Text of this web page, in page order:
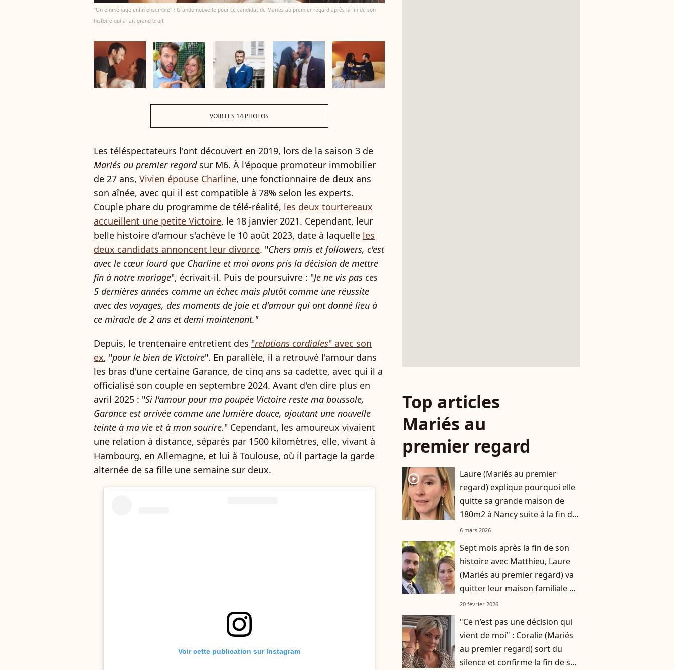
"On emménage enfin ensemble" : Grande nouvelle pour ce candidat de Mariés au premier regard après la fin de son
histoire qui a fait grand bruit
VOIR LES 14 PHOTOS
Les téléspectateurs l'ont découvert en 2019, lors de la saison 3 de
Mariés au premier regardsur M6. À l'époque promoteur immobilier
de 27 ans, Vivien épouse Charline, une fonctionnaire de deux ans
son aînée, avec qui il est compatible à 78% selon les experts.
Couple phare du programme de télé-réalité, les deux tourtereaux
accueillent une petite Victoire, le 18 janvier 2021. Cependant, leur
belle histoire d'amour s'achève le 10 août 2023, date à laquelle les
deux candidats annoncent leur divorce. "Chers amis et followers, c'est
avec le cœur lourd que Charline et moi avons pris la décision de mettre
fin à notre mariage", écrivait-il. Puis de poursuivre : "Je ne vis pas ces
5 dernières années comme un échec mais plutôt comme une réussite
avec des voyages, des moments de joie et d'amour qui ont donné lieu à
ce miracle de 2 ans et demi maintenant."
Depuis, le trentenaire entretient des "relations cordiales" avec son
ex, "pour le bien de Victoire". En parallèle, il a retrouvé l'amour dans
les bras d'une certaine Garance, de cinq ans sa cadette, avec qui il a
officialisé son couple en septembre 2024. Avant d'en dire plus en
avril 2025 : "Si l'amour pour ma poupée Victoire reste ma boussole,
Garance est arrivée comme une lumière douce, ajoutant une nouvelle
teinte à ma vie et à mon sourire." Cependant, les amoureux vivaient
une relation à distance, séparés par 1500 kilomètres, elle, vivant à
Hambourg, en Allemagne, et lui à Toulouse, où il partage la garde
alternée de sa fille une semaine sur deux.
Voir cette publication sur Instagram
Top articles
Mariés au
premier regard
player2
Laure (Mariés au premier
regard) explique pourquoi elle
quitte sa grande maison de
180m2 à Nancy suite à la fin de
son histoire avec Matthieu
6 mars 2026
Sept mois après la fin de son
histoire avec Matthieu, Laure
(Mariés au premier regard) va
quitter leur maison familiale de
180m2 : elle a trouvé son
20 février 2026
"Ce n’est pas une décision qui
vient de moi" : Coralie (Mariés
au premier regard) sort du
silence et confirme la fin de son